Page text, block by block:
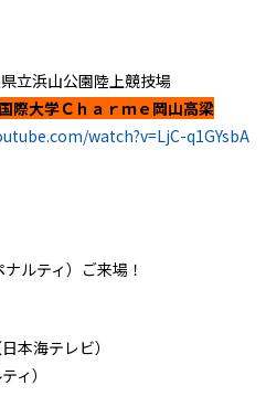
立浜山公園陸上競技場
大学Ｃｈａｒｍｅ岡山高梁
watch?v=LjC-q1GYsbA
ルティ）ご来場！
本海テレビ）
ィ）